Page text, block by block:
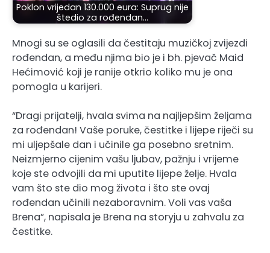
Poklon vrijedan 130.000 eura: Suprug nije
štedio za rođendan…
Mnogi su se oglasili da čestitaju muzičkoj zvijezdi
rođendan, a među njima bio je i bh. pjevač Maid
Hećimović koji je ranije otkrio koliko mu je ona
pomogla u karijeri.
“Dragi prijatelji, hvala svima na najljepšim željama
za rođendan! Vaše poruke, čestitke i lijepe riječi su
mi uljepšale dan i učinile ga posebno sretnim.
Neizmjerno cijenim vašu ljubav, pažnju i vrijeme
koje ste odvojili da mi uputite lijepe želje. Hvala
vam što ste dio mog života i što ste ovaj
rođendan učinili nezaboravnim. Voli vas vaša
Brena”, napisala je Brena na storyju u zahvalu za
čestitke.